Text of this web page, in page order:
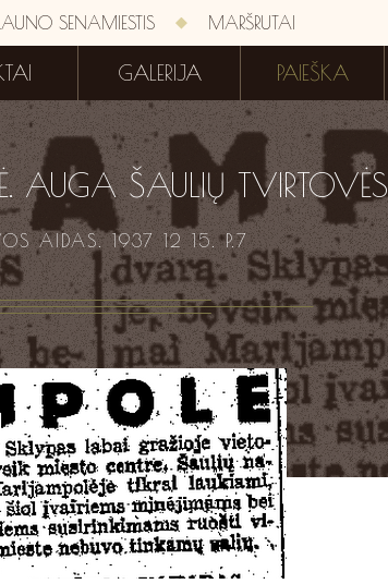
SENAMIESTIS MARŠRUTAI
GALERIJA PAIEŠKA
AUGA ŠAULIŲ TVIRTOVĖS
AIDAS. 1937 12 15. P.7